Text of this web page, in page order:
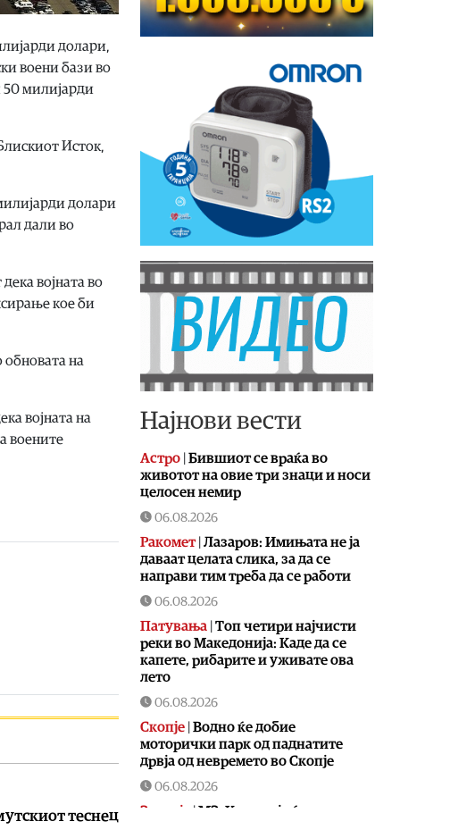
долари,
воени бази во
50 милијарди
Исток,
долари
дали во
војната во
кое би
обновата на
војната на
воените
теснец
Најнови вести
Астро | Бившиот се враќа во
животот на овие три знаци и носи
целосен немир
06.08.2026
Ракомет| Лазаров: Имињата не ја
даваат целата слика, за да се
направи тим треба да се работи
06.08.2026
Патувања | Топ четири најчисти
реки во Македонија: Каде да се
капете, рибарите и уживате ова
лето
06.08.2026
Скопје | Водно ќе добие
моторички парк од паднатите
дрвја од невремето во Скопје
06.08.2026
Здравје |МЗ: Комисија ќе спроведе